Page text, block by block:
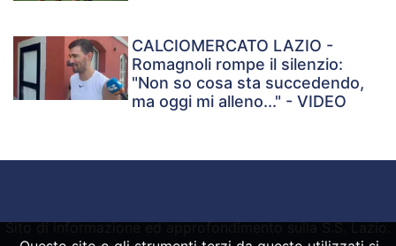
CALCIOMERCATO LAZIO -
Romagnoli rompe il silenzio:
"Non so cosa sta succedendo,
ma oggi mi alleno..." - VIDEO
Sito di informazione ed approfondimento sulla S.S. Lazio.